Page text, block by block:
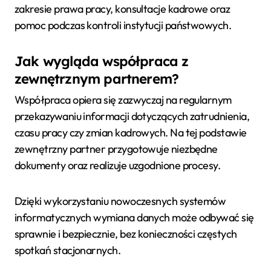
zakresie prawa pracy, konsultacje kadrowe oraz
pomoc podczas kontroli instytucji państwowych.
Jak wygląda współpraca z
zewnętrznym partnerem?
Współpraca opiera się zazwyczaj na regularnym
przekazywaniu informacji dotyczących zatrudnienia,
czasu pracy czy zmian kadrowych. Na tej podstawie
zewnętrzny partner przygotowuje niezbędne
dokumenty oraz realizuje uzgodnione procesy.
Dzięki wykorzystaniu nowoczesnych systemów
informatycznych wymiana danych może odbywać się
sprawnie i bezpiecznie, bez konieczności częstych
spotkań stacjonarnych.